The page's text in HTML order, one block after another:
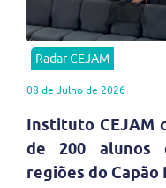
Radar CEJAM
08 de Julho de 2026
Instituto CEJAM
de 200 alunos
regiões do Capão